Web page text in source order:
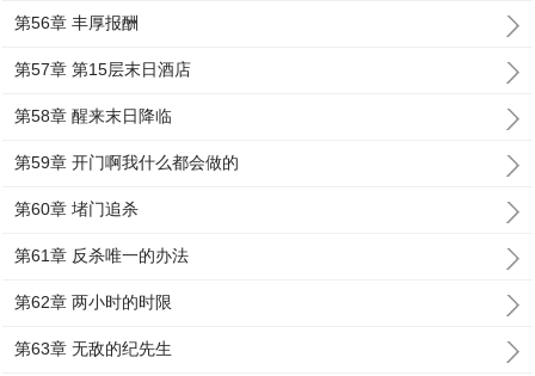
第56章 丰厚报酬
第57章 第15层末日酒店
第58章 醒来末日降临
第59章 开门啊我什么都会做的
第60章 堵门追杀
第61章 反杀唯一的办法
第62章 两小时的时限
第63章 无敌的纪先生